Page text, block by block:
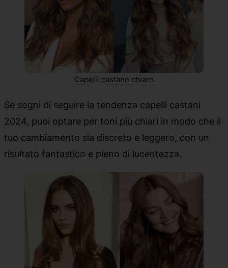
Capelli castano chiaro
Se sogni di seguire la tendenza capelli castani
2024, puoi optare per toni più chiari in modo che il
tuo cambiamento sia discreto e leggero, con un
risultato fantastico e pieno di lucentezza.